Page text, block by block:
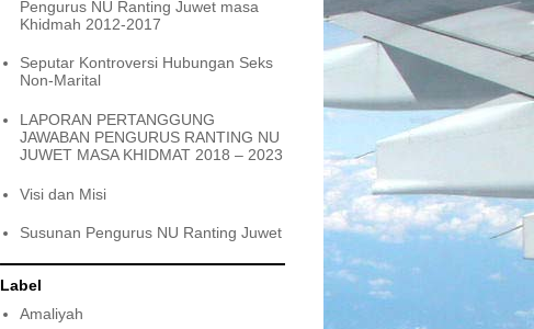
Pengurus NU Ranting Juwet masa
Khidmah 2012-2017
Seputar Kontroversi Hubungan Seks
Non-Marital
LAPORAN PERTANGGUNG
JAWABAN PENGURUS RANTING NU
JUWET MASA KHIDMAT 2018 – 2023
Visi dan Misi
Susunan Pengurus NU Ranting Juwet
Label
Amaliyah